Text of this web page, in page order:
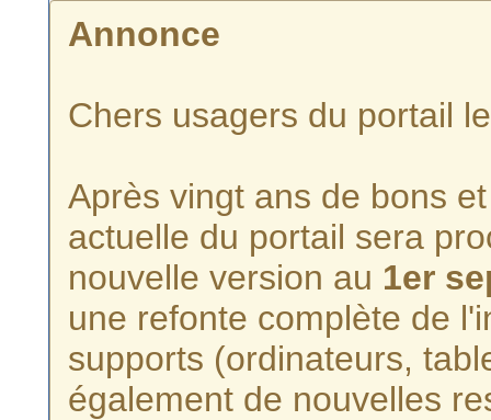
Annonce
Chers usagers du portail
Après vingt ans de bons
actuelle du portail sera
nouvelle version au 1er
une refonte complète de
supports (ordinateurs,
également de nouvelles